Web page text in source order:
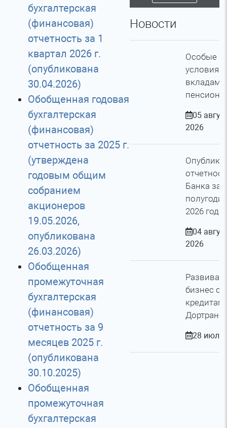
бухгалтерская
(финансовая)
отчетность за 1
квартал 2026 г.
(опубликована
30.04.2026)
Обобщенная годовая
бухгалтерская
(финансовая)
отчетность за 2025 г.
(утверждена
годовым общим
собранием
акционеров
19.05.2026,
опубликована
26.03.2026)
Обобщенная
промежуточная
бухгалтерская
(финансовая)
отчетность за 9
месяцев 2025 г.
(опубликована
30.10.2025)
Обобщенная
промежуточная
бухгалтерская
Новости
Особые
условия
вкладам
05
2026
Банка за 1
полугодие
2026 года
04
2026
бизнес с
28 июля